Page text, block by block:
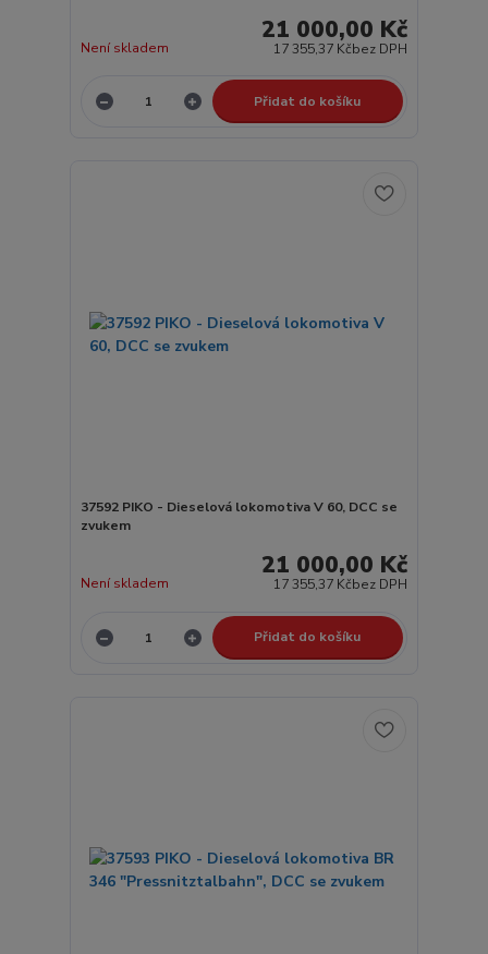
21 000,00 Kč
17 355,37 Kčbez DPH
Není skladem
Přidat do košíku
37592 PIKO - Dieselová lokomotiva V 60, DCC se
zvukem
21 000,00 Kč
17 355,37 Kčbez DPH
Není skladem
Přidat do košíku